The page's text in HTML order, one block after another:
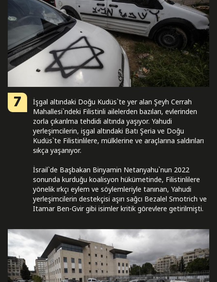
7
İşgal altındaki Doğu Kudüs`te yer alan Şeyh Cerrah
Mahallesi`ndeki Filistinli ailelerden bazıları, evlerinden
zorla çıkarılma tehdidi altında yaşıyor. Yahudi
yerleşimcilerin, işgal altındaki Batı Şeria ve Doğu
Kudüs`te Filistinlilere, mülklerine ve araçlarına saldırıları
sıkça yaşanıyor.
İsrail`de Başbakan Binyamin Netanyahu`nun 2022
sonunda kurduğu koalisyon hükümetinde, Filistinlilere
yönelik ırkçı eylem ve söylemleriyle tanınan, Yahudi
yerleşimcilerin destekçisi aşırı sağcı Bezalel Smotrich ve
Itamar Ben-Gvir gibi isimler kritik görevlere getirilmişti.